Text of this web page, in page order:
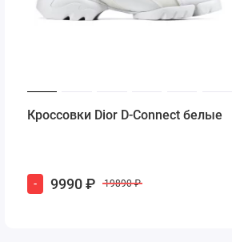
Кроссовки Dior D-Connect белые
- 9990 ₽ 19890 ₽